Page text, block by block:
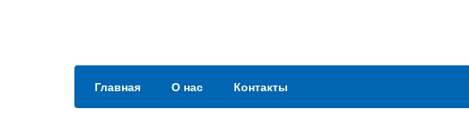
Главная О нас Контакты